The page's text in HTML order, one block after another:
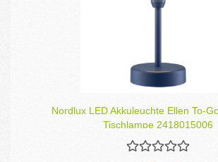
Nordlux LED Akkuleuchte Ellen To-
Tischlampe 2418015006